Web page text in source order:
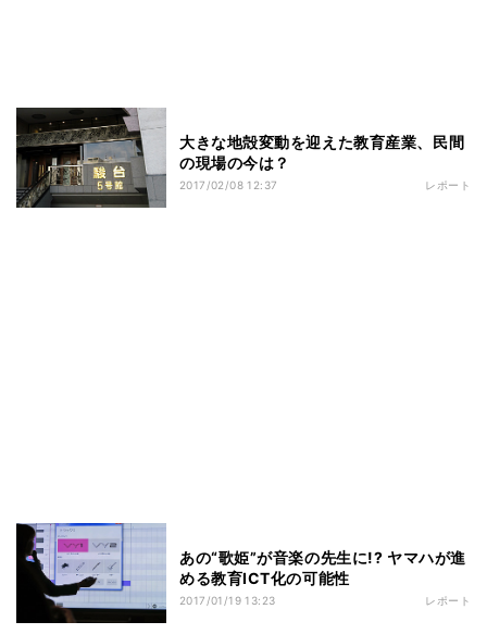
大きな地殻変動を迎えた教育産業、民間
の現場の今は？
2017/02/08 12:37 レポート
あの“歌姫”が音楽の先生に!? ヤマハが進
める教育ICT化の可能性
2017/01/19 13:23 レポート